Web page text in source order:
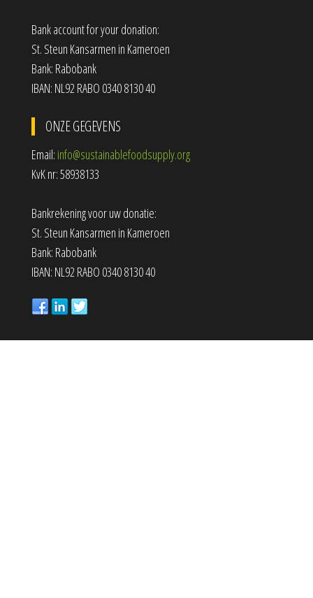
Bank account for your donation:
St. Steun Kansarmen in Kameroen
Bank: Rabobank
IBAN: NL92 RABO 0340 8130 40
ONZE GEGEVENS
Email: info@sustainablefoodsupply.org
KvK nr: 58938133
Bankrekening voor uw donatie:
St. Steun Kansarmen in Kameroen
Bank: Rabobank
IBAN: NL92 RABO 0340 8130 40